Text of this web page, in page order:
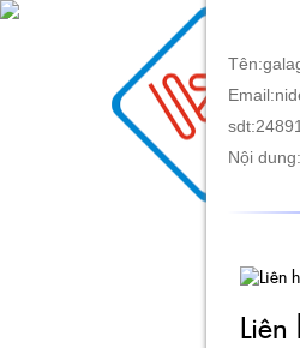
Nội
Liên